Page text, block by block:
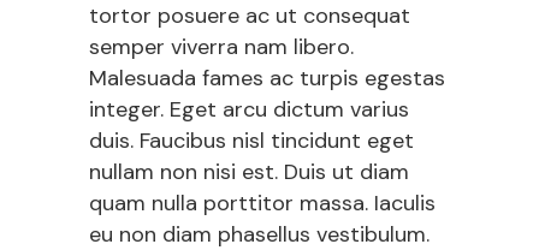
tortor posuere ac ut consequat
semper viverra nam libero.
Malesuada fames ac turpis egestas
integer. Eget arcu dictum varius
duis. Faucibus nisl tincidunt eget
nullam non nisi est. Duis ut diam
quam nulla porttitor massa. Iaculis
eu non diam phasellus vestibulum.